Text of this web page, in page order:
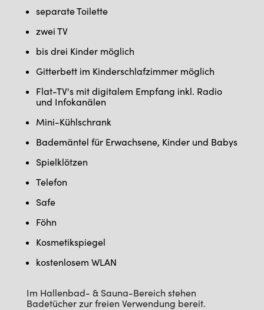
separate Toilette
zwei TV
bis drei Kinder möglich
Gitterbett im Kinderschlafzimmer möglich
Flat-TV's mit digitalem Empfang inkl. Radio
und Infokanälen
Mini-Kühlschrank
Bademäntel für Erwachsene, Kinder und Babys
Spielklötzen
Telefon
Safe
Föhn
Kosmetikspiegel
kostenlosem WLAN
Im Hallenbad- & Sauna-Bereich stehen
Badetücher zur freien Verwendung bereit.